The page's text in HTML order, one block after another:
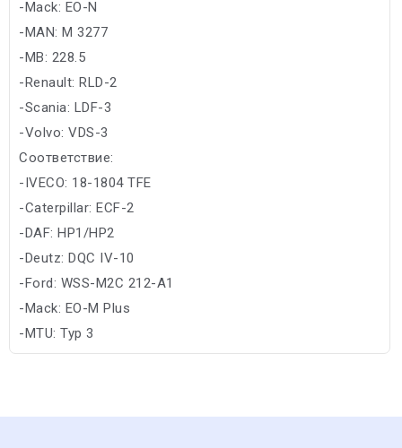
-Mack: EO-N
-MAN: M 3277
-MB: 228.5
-Renault: RLD-2
-Scania: LDF-3
-Volvo: VDS-3
Соответствие:
-IVECO: 18-1804 TFE
-Caterpillar: ECF-2
-DAF: HP1/HP2
-Deutz: DQC IV-10
-Ford: WSS-M2C 212-A1
-Mack: EO-M Plus
-MTU: Typ 3
-Renault: Trucks/RLD/RXD